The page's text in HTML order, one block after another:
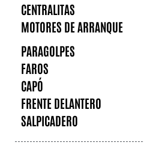
CENTRALITAS
MOTORES DE ARRANQUE
PARAGOLPES
FAROS
CAPÓ
FRENTE DELANTERO
SALPICADERO